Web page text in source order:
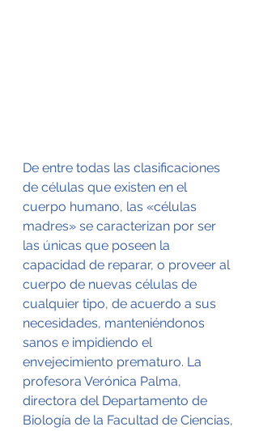
De entre todas las clasificaciones
de células que existen en el
cuerpo humano, las «células
madres» se caracterizan por ser
las únicas que poseen la
capacidad de reparar, o proveer al
cuerpo de nuevas células de
cualquier tipo, de acuerdo a sus
necesidades, manteniéndonos
sanos e impidiendo el
envejecimiento prematuro. La
profesora Verónica Palma,
directora del Departamento de
Biología de la Facultad de Ciencias,